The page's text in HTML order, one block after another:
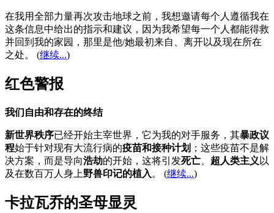
在我用全部力量再次攻击地球之前，我想邀请每个人遵循我在
这条信息中给出的指示和建议，因为我希望每一个人都能得救
并回到我的家园，那里是他/她最初来自、离开以及现在所在
之处。
(继续...)
红色警报
我们自由和存在的终结
新世界秩序已经开始主宰世界，它为我的对手服务，其暴政议
程始于针对现有大流行病的疫苗和接种计划 ；这些疫苗不是解
决方案，而是导向浩劫的开始，这将引发死亡 超人类主义 以
及在数百万人身上野兽印记的植入 。 (继续...)
卡拉瓦乔的圣母显灵